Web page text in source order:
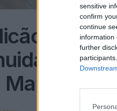
sensitive
confirm
continue
information
further
ao